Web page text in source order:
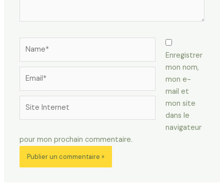
Internet
Enregistrer
mon nom,
mon e-
mail et
mon site
dans le
navigateur
pour mon prochain commentaire.